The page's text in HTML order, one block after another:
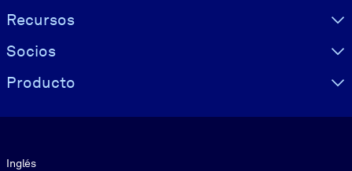
Recursos
Socios
Producto
Inglés